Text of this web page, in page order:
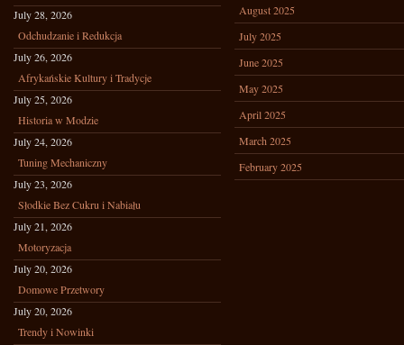
July 28, 2026
Odchudzanie i Redukcja
July 26, 2026
Afrykańskie Kultury i Tradycje
July 25, 2026
Historia w Modzie
July 24, 2026
Tuning Mechaniczny
July 23, 2026
Słodkie Bez Cukru i Nabiału
July 21, 2026
Motoryzacja
July 20, 2026
Domowe Przetwory
July 20, 2026
Trendy i Nowinki
August 2025
July 2025
June 2025
May 2025
April 2025
March 2025
February 2025